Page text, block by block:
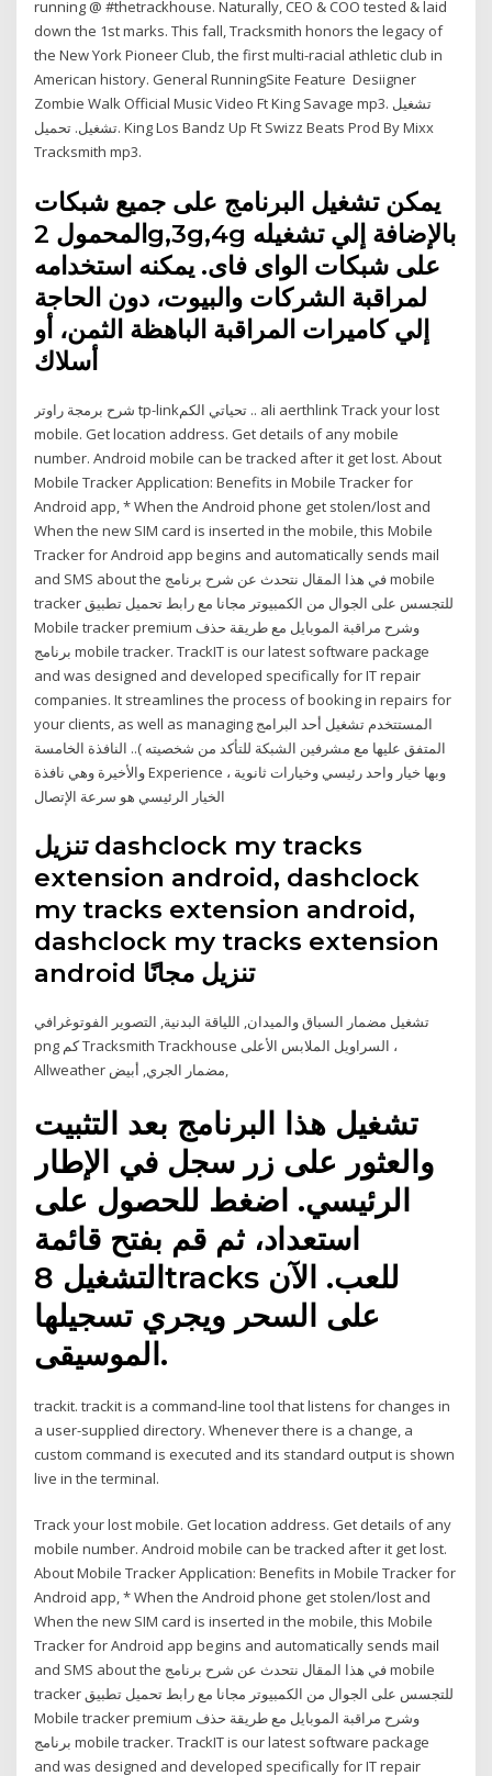
running @ #thetrackhouse. Naturally, CEO & COO tested & laid
down the 1st marks. This fall, Tracksmith honors the legacy of
the New York Pioneer Club, the first multi-racial athletic club in
American history. General RunningSite Feature Desiigner
Zombie Walk Official Music Video Ft King Savage mp3. تشغيل
تشغيل. تحميل. King Los Bandz Up Ft Swizz Beats Prod By Mixx
Tracksmith mp3.
يمكن تشغيل البرنامج على جميع شبكات
المحمول 2g,3g,4g بالإضافة إلي تشغيله
على شبكات الواى فاى. يمكنه استخدامه
لمراقبة الشركات والبيوت، دون الحاجة
إلي كاميرات المراقبة الباهظة الثمن، أو
أسلاك
شرح برمجة راوتر tp-linkتحياتي الكم .. ali aerthlink Track your lost
mobile. Get location address. Get details of any mobile
number. Android mobile can be tracked after it get lost. About
Mobile Tracker Application: Benefits in Mobile Tracker for
Android app, * When the Android phone get stolen/lost and
When the new SIM card is inserted in the mobile, this Mobile
Tracker for Android app begins and automatically sends mail
and SMS about the في هذا المقال نتحدث عن شرح برنامج mobile
tracker للتجسس على الجوال من الكمبيوتر مجانا مع رابط تحميل تطبيق
Mobile tracker premium وشرح مراقبة الموبايل مع طريقة حذف
برنامج mobile tracker. TrackIT is our latest software package
and was designed and developed specifically for IT repair
companies. It streamlines the process of booking in repairs for
your clients, as well as managing المستتخدم تشغيل أحد البرامج
المتفق عليها مع مشرفين الشبكة للتأكد من شخصيته ).. النافذة الخامسة
والأخيرة وهي نافذة Experience وبها خيار واحد رئيسي وخيارات ثانوية ،
الخيار الرئيسي هو سرعة الإتصال
تنزيل dashclock my tracks
extension android, dashclock
my tracks extension android,
dashclock my tracks extension
android تنزيل مجانًا
تشغيل مضمار السباق والميدان, اللياقة البدنية, التصوير الفوتوغرافي
png كم Tracksmith Trackhouse السراويل الملابس الأعلى ،
Allweather مضمار الجري, أبيض,
تشغيل هذا البرنامج بعد التثبيت
والعثور على زر سجل في الإطار
الرئيسي. اضغط للحصول على
استعداد، ثم قم بفتح قائمة
التشغيل 8tracks للعب. الآن
على السحر ويجري تسجيلها
الموسيقى.
trackit. trackit is a command-line tool that listens for changes in
a user-supplied directory. Whenever there is a change, a
custom command is executed and its standard output is shown
live in the terminal.
Track your lost mobile. Get location address. Get details of any
mobile number. Android mobile can be tracked after it get lost.
About Mobile Tracker Application: Benefits in Mobile Tracker for
Android app, * When the Android phone get stolen/lost and
When the new SIM card is inserted in the mobile, this Mobile
Tracker for Android app begins and automatically sends mail
and SMS about the في هذا المقال نتحدث عن شرح برنامج mobile
tracker للتجسس على الجوال من الكمبيوتر مجانا مع رابط تحميل تطبيق
Mobile tracker premium وشرح مراقبة الموبايل مع طريقة حذف
برنامج mobile tracker. TrackIT is our latest software package
and was designed and developed specifically for IT repair